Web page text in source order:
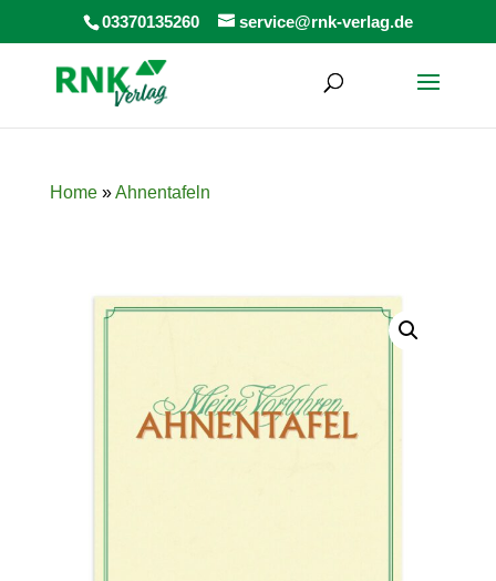
03370135260 service@rnk-verlag.de
Home»Ahnentafeln